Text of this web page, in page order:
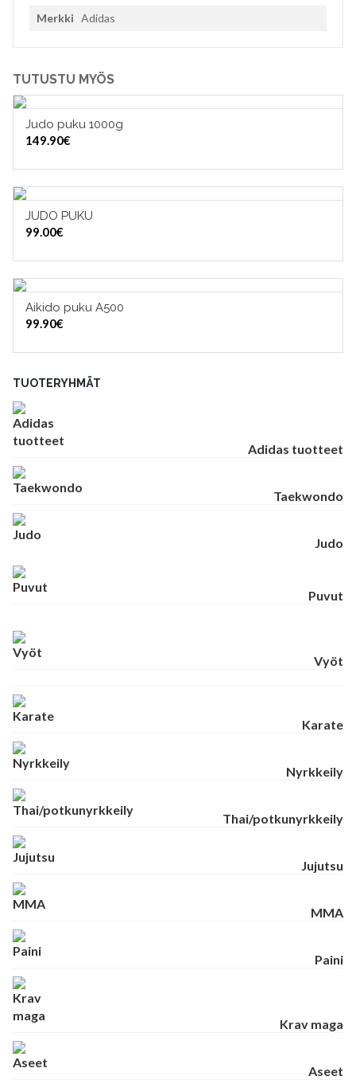
Merkki Adidas
TUTUSTU MYÖS
Judo puku 1000g
149.90€
JUDO PUKU
99.00€
Aikido puku A500
99.90€
TUOTERYHMÄT
Adidas tuotteet
Taekwondo
Judo
Puvut
Vyöt
Karate
Nyrkkeily
Thai/potkunyrkkeily
Jujutsu
MMA
Paini
Krav maga
Aseet